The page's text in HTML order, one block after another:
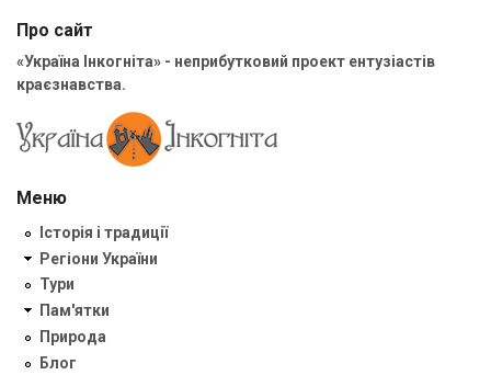
Про сайт
«Україна Інкогніта» - неприбутковий проект ентузіастів
краєзнавства.
Меню
Історія і традиції
Регіони України
Тури
Пам'ятки
Природа
Блог